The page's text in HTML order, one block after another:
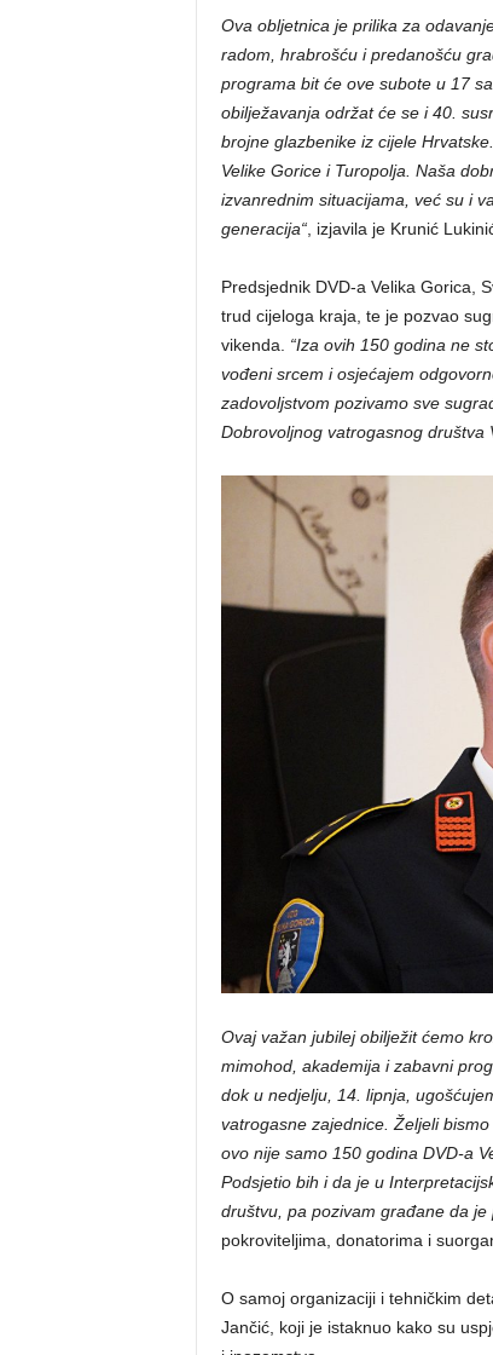
Ova obljetnica je prilika za
radom, hrabrošću i predanošću
programa bit će ove subote u 17
obilježavanja održat će se i 40.
brojne glazbenike iz cijele
Velike Gorice i Turopolja. Naša
izvanrednim situacijama, već su i
generacija“, izjavila je Krunić
Predsjednik DVD-a Velika Gorica,
trud cijeloga kraja, te je pozvao
vikenda. “Iza ovih 150 godina ne
vođeni srcem i osjećajem
zadovoljstvom pozivamo sve
Dobrovoljnog vatrogasnog društva
Ovaj važan jubilej obilježit ćemo
mimohod, akademija i zabavni
dok u nedjelju, 14. lipnja,
vatrogasne zajednice. Željeli
ovo nije samo 150 godina DVD-a
Podsjetio bih i da je u
društvu, pa pozivam građane da je
pokroviteljima, donatorima i
O samoj organizaciji i tehničkim
Jančić, koji je istaknuo kako su